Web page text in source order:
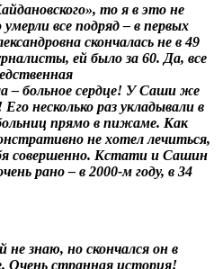
то я в это не
все подряд – в первых
скончалась не в 49
ей было за 60. Да, все
– больное сердце! У Саши же
несколько раз укладывали в
прямо в пижаме. Как
не хотел лечиться,
совершенно. Кстати и Сашин
рано – в 2000-м году, в 34
знаю, но скончался он в
Очень странная история!